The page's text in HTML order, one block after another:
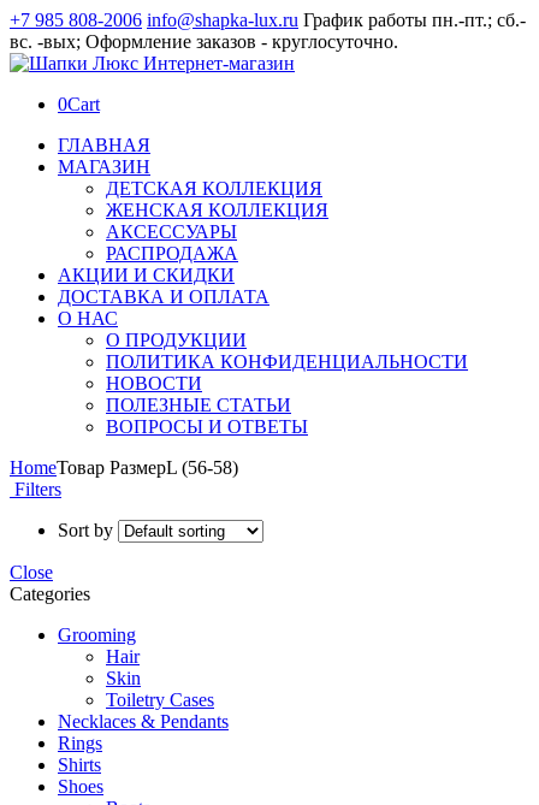
+7 985 808-2006 info@shapka-lux.ru График работы пн.-пт.; сб.-
вс. -вых; Оформление заказов - круглосуточно.
0Cart
ГЛАВНАЯ
МАГАЗИН
ДЕТСКАЯ КОЛЛЕКЦИЯ
ЖЕНСКАЯ КОЛЛЕКЦИЯ
АКСЕССУАРЫ
РАСПРОДАЖА
АКЦИИ И СКИДКИ
ДОСТАВКА И ОПЛАТА
О НАС
О ПРОДУКЦИИ
ПОЛИТИКА КОНФИДЕНЦИАЛЬНОСТИ
НОВОСТИ
ПОЛЕЗНЫЕ СТАТЬИ
ВОПРОСЫ И ОТВЕТЫ
HomeТовар РазмерL (56-58)
Filters
Sort by
Close
Categories
Grooming
Hair
Skin
Toiletry Cases
Necklaces & Pendants
Rings
Shirts
Shoes